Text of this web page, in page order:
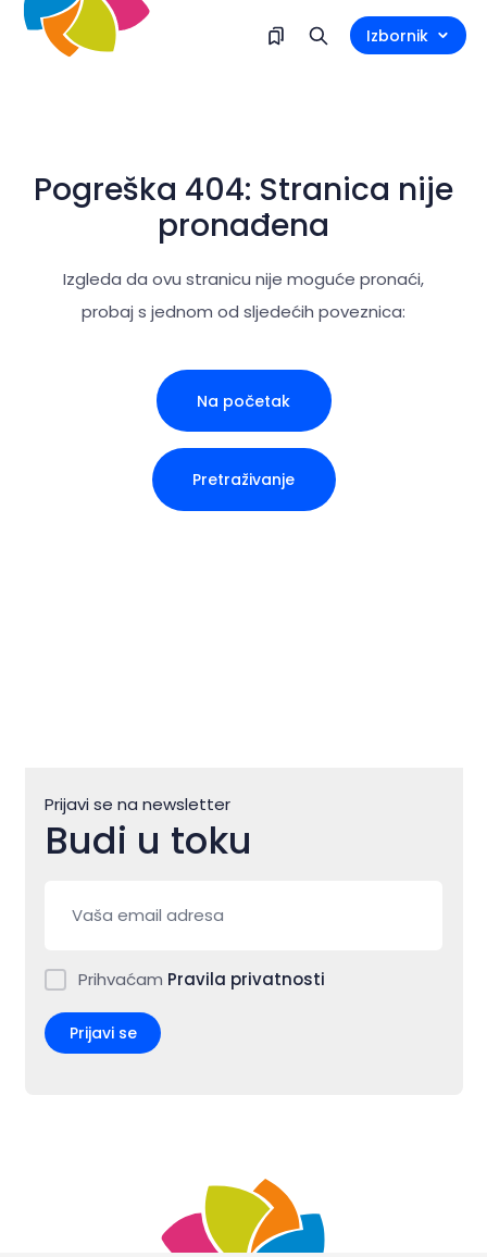
Izbornik
Pogreška 404: Stranica nije
pronađena
Izgleda da ovu stranicu nije moguće pronaći,
probaj s jednom od sljedećih poveznica:
Na početak
Pretraživanje
Prijavi se na newsletter
Budi u toku
Prihvaćam Pravila privatnosti
Prijavi se